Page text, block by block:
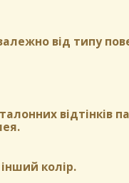
від типу
відтінків
колір.